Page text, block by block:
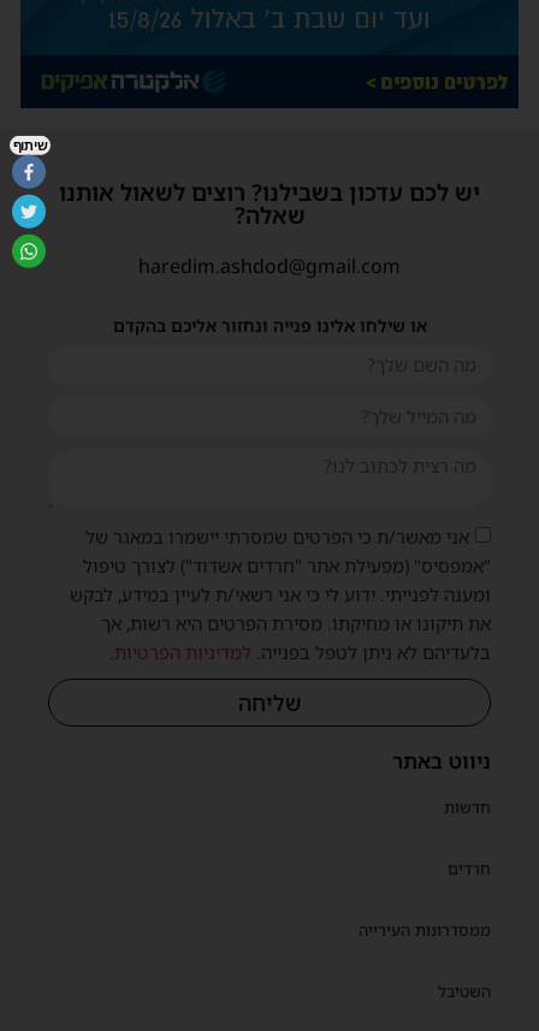
ניווט באתר
חדשות
חרדים
ממסדרונות העירייה
השטיבל
יש לכם עדכון בשבילנו? רוצים לשאול אותנו
שאלה?
haredim.ashdod@gmail.com
או שילחו אלינו פנייה ונחזור אליכם בהקדם
אני מאשר/ת כי הפרטים שמסרתי יישמרו במאגר של
"אמפסיס" (מפעילת אתר "חרדים אשדוד") לצורך טיפול
ומענה לפנייתי. ידוע לי כי אני רשאי/ת לעיין במידע, לבקש
את תיקונו או מחיקתו. מסירת הפרטים היא רשות, אך
בלעדיהם לא ניתן לטפל בפנייה. למדיניות הפרטיות.
שליחה
שיתוף